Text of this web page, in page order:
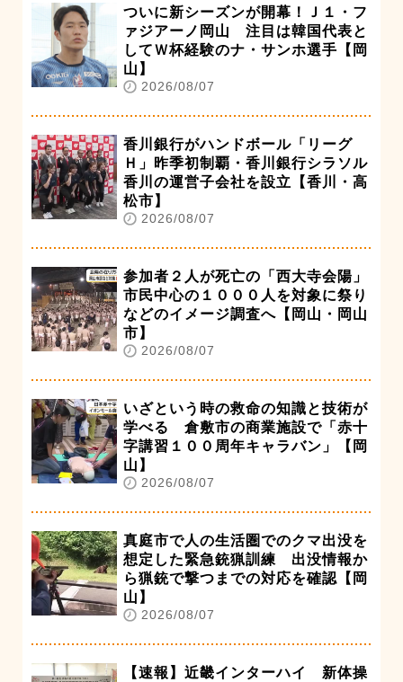
ついに新シーズンが開幕！Ｊ１・フ
ァジアーノ岡山 注目は韓国代表と
してＷ杯経験のナ・サンホ選手【岡
山】
2026/08/07
香川銀行がハンドボール「リーグ
Ｈ」昨季初制覇・香川銀行シラソル
香川の運営子会社を設立【香川・高
松市】
2026/08/07
参加者２人が死亡の「西大寺会陽」
市民中心の１０００人を対象に祭り
などのイメージ調査へ【岡山・岡山
市】
2026/08/07
いざという時の救命の知識と技術が
学べる 倉敷市の商業施設で「赤十
字講習１００周年キャラバン」【岡
山】
2026/08/07
真庭市で人の生活圏でのクマ出没を
想定した緊急銃猟訓練 出没情報か
ら猟銃で撃つまでの対応を確認【岡
山】
2026/08/07
【速報】近畿インターハイ 新体操